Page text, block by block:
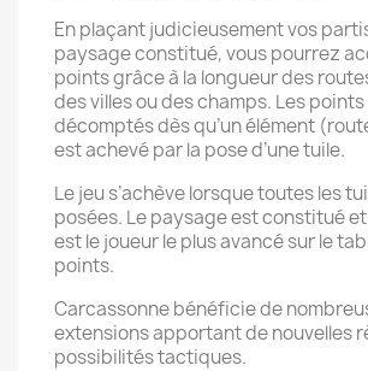
En plaçant judicieusement vos
paysage constitué, vous pourrez
points grâce à la longueur des
des villes ou des champs. Les
décomptés dès qu’un élément
est achevé par la pose d’une tuile.
Le jeu s’achève lorsque toutes les
posées. Le paysage est constitué
est le joueur le plus avancé sur le
points.
Carcassonne bénéficie de
extensions apportant de nouvelles
possibilités tactiques.